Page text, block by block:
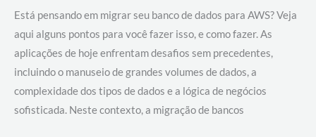
Está pensando em migrar seu banco de dados para AWS? Veja
aqui alguns pontos para você fazer isso, e como fazer. As
aplicações de hoje enfrentam desafios sem precedentes,
incluindo o manuseio de grandes volumes de dados, a
complexidade dos tipos de dados e a lógica de negócios
sofisticada. Neste contexto, a migração de bancos